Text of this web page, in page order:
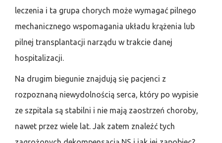
leczenia i ta grupa chorych może wymagać pilnego
mechanicznego wspomagania układu krążenia lub
pilnej transplantacji narządu w trakcie danej
hospitalizacji.
Na drugim biegunie znajdują się pacjenci z
rozpoznaną niewydolnością serca, który po wypisie
ze szpitala są stabilni i nie mają zaostrzeń choroby,
nawet przez wiele lat. Jak zatem znaleźć tych